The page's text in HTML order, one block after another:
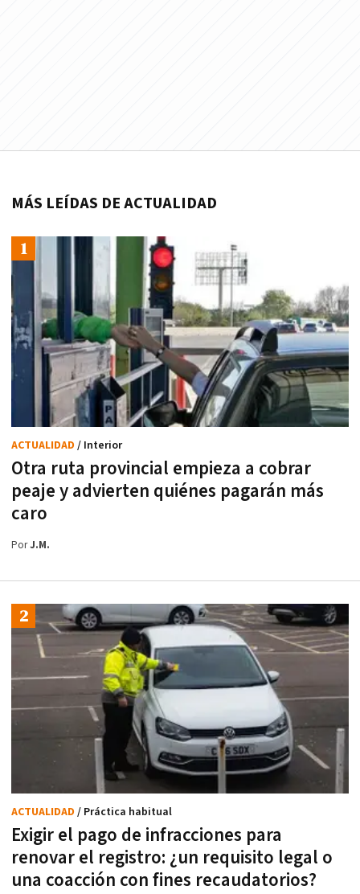
MÁS LEÍDAS DE ACTUALIDAD
Otra ruta provincial empieza a cobrar
peaje y advierten quiénes pagarán más
caro
ACTUALIDAD / Interior
PorJ.M.
Exigir el pago de infracciones para
renovar el registro: ¿un requisito legal o
una coacción con fines recaudatorios?
ACTUALIDAD / Práctica habitual